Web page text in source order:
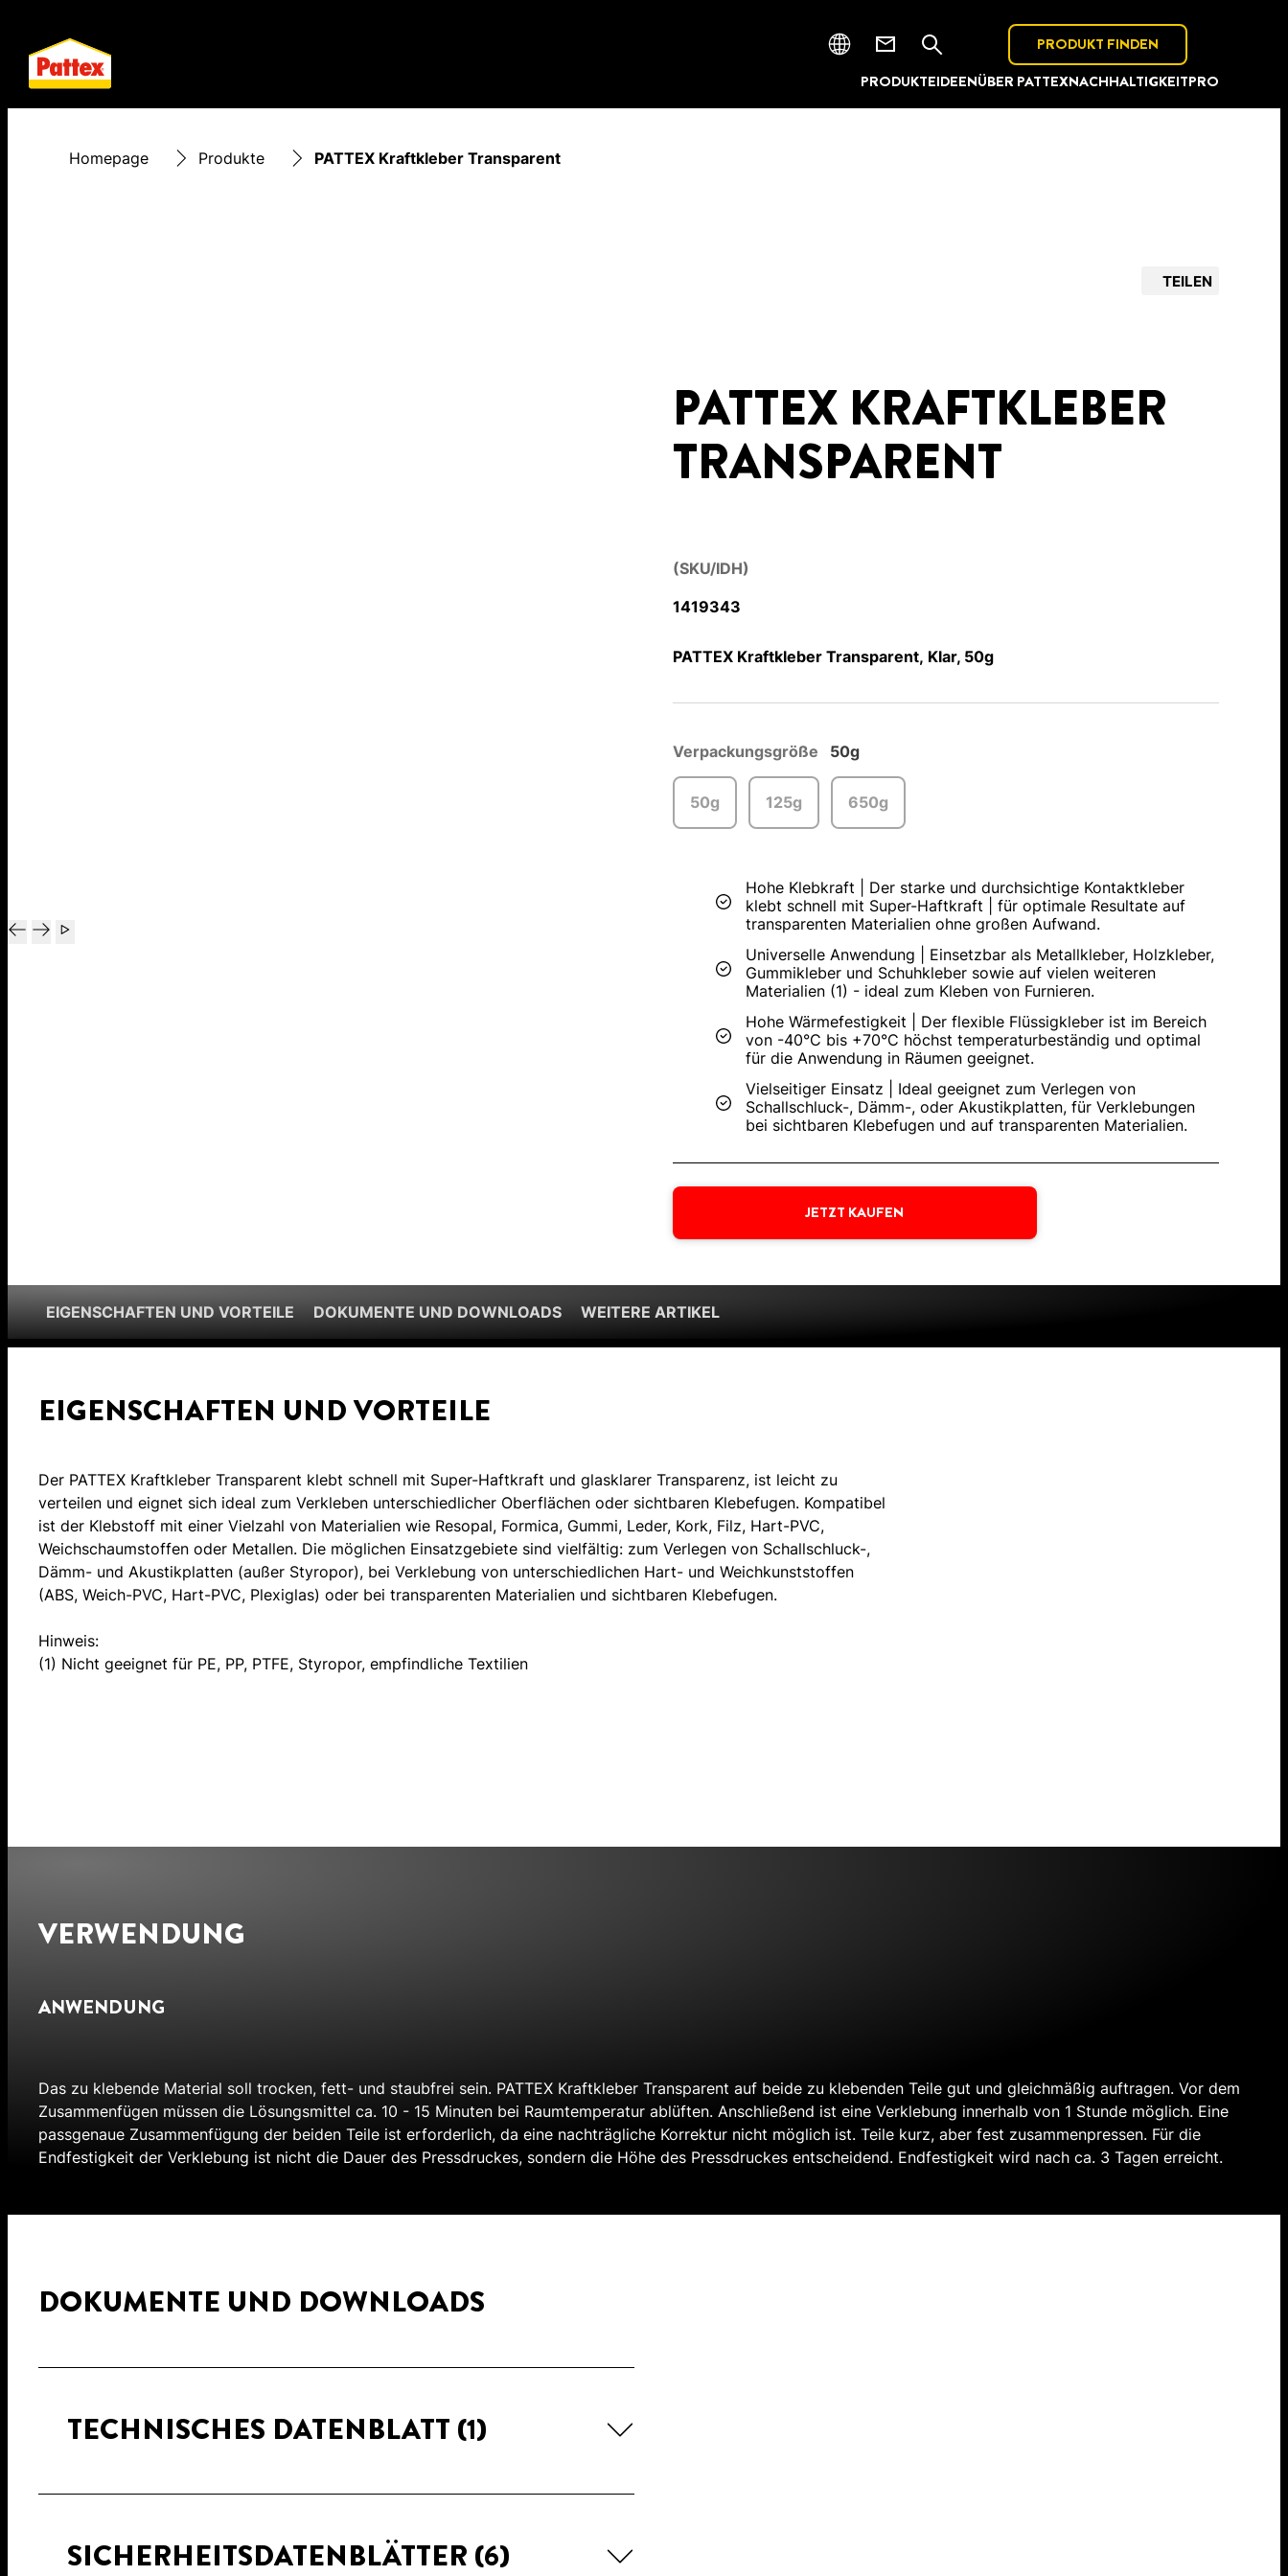
PRODUKTEIDEENÜBER PATTEXNACHHALTIGKEITPRO
PRODUKT FINDEN
Homepage Produkte PATTEX Kraftkleber Transparent
TEILEN
PATTEX KRAFTKLEBER
TRANSPARENT
(SKU/IDH)
1419343
PATTEX Kraftkleber Transparent, Klar, 50g
Verpackungsgröße 50g
50g 125g 650g
Hohe Klebkraft | Der starke und durchsichtige Kontaktkleber
klebt schnell mit Super-Haftkraft | für optimale Resultate auf
transparenten Materialien ohne großen Aufwand.
Universelle Anwendung | Einsetzbar als Metallkleber, Holzkleber,
Gummikleber und Schuhkleber sowie auf vielen weiteren
Materialien (1) - ideal zum Kleben von Furnieren.
Hohe Wärmefestigkeit | Der flexible Flüssigkleber ist im Bereich
von -40°C bis +70°C höchst temperaturbeständig und optimal
für die Anwendung in Räumen geeignet.
Vielseitiger Einsatz | Ideal geeignet zum Verlegen von
Schallschluck-, Dämm-, oder Akustikplatten, für Verklebungen
bei sichtbaren Klebefugen und auf transparenten Materialien.
JETZT KAUFEN
EIGENSCHAFTEN UND VORTEILE DOKUMENTE UND DOWNLOADS WEITERE ARTIKEL
EIGENSCHAFTEN UND VORTEILE
Der PATTEX Kraftkleber Transparent klebt schnell mit Super-Haftkraft und glasklarer Transparenz, ist leicht zu
verteilen und eignet sich ideal zum Verkleben unterschiedlicher Oberflächen oder sichtbaren Klebefugen. Kompatibel
ist der Klebstoff mit einer Vielzahl von Materialien wie Resopal, Formica, Gummi, Leder, Kork, Filz, Hart-PVC,
Weichschaumstoffen oder Metallen. Die möglichen Einsatzgebiete sind vielfältig: zum Verlegen von Schallschluck-,
Dämm- und Akustikplatten (außer Styropor), bei Verklebung von unterschiedlichen Hart- und Weichkunststoffen
(ABS, Weich-PVC, Hart-PVC, Plexiglas) oder bei transparenten Materialien und sichtbaren Klebefugen.
Hinweis:
(1) Nicht geeignet für PE, PP, PTFE, Styropor, empfindliche Textilien
VERWENDUNG
ANWENDUNG
Das zu klebende Material soll trocken, fett- und staubfrei sein. PATTEX Kraftkleber Transparent auf beide zu klebenden Teile gut und gleichmäßig auftragen. Vor dem
Zusammenfügen müssen die Lösungsmittel ca. 10 - 15 Minuten bei Raumtemperatur ablüften. Anschließend ist eine Verklebung innerhalb von 1 Stunde möglich. Eine
passgenaue Zusammenfügung der beiden Teile ist erforderlich, da eine nachträgliche Korrektur nicht möglich ist. Teile kurz, aber fest zusammenpressen. Für die
Endfestigkeit der Verklebung ist nicht die Dauer des Pressdruckes, sondern die Höhe des Pressdruckes entscheidend. Endfestigkeit wird nach ca. 3 Tagen erreicht.
DOKUMENTE UND DOWNLOADS
TECHNISCHES DATENBLATT (1)
SICHERHEITSDATENBLÄTTER (6)